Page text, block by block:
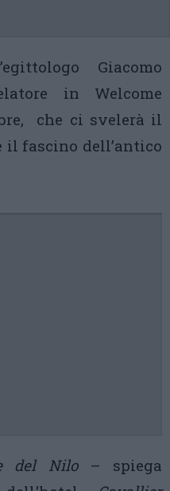
Giacomo
in Welcome
che ci svelerà il
fascino dell’antico
del Nilo– spiega